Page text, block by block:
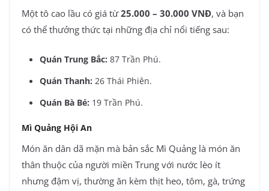
Một tô cao lầu có giá từ 25.000 – 30.000 VNĐ, và bạn
có thể thưởng thức tại những địa chỉ nổi tiếng sau:
Quán Trung Bắc: 87 Trần Phú.
Quán Thanh: 26 Thái Phiên.
Quán Bà Bé: 19 Trần Phú.
Mì Quảng Hội An
Món ăn dân dã mặn mà bản sắc Mì Quảng là món ăn
thân thuộc của người miền Trung với nước lèo ít
nhưng đậm vị, thường ăn kèm thịt heo, tôm, gà, trứng